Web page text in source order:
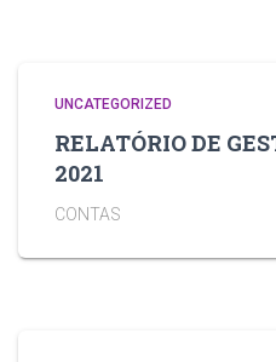
UNCATEGORIZED
RELATÓRIO DE
2021
CONTAS